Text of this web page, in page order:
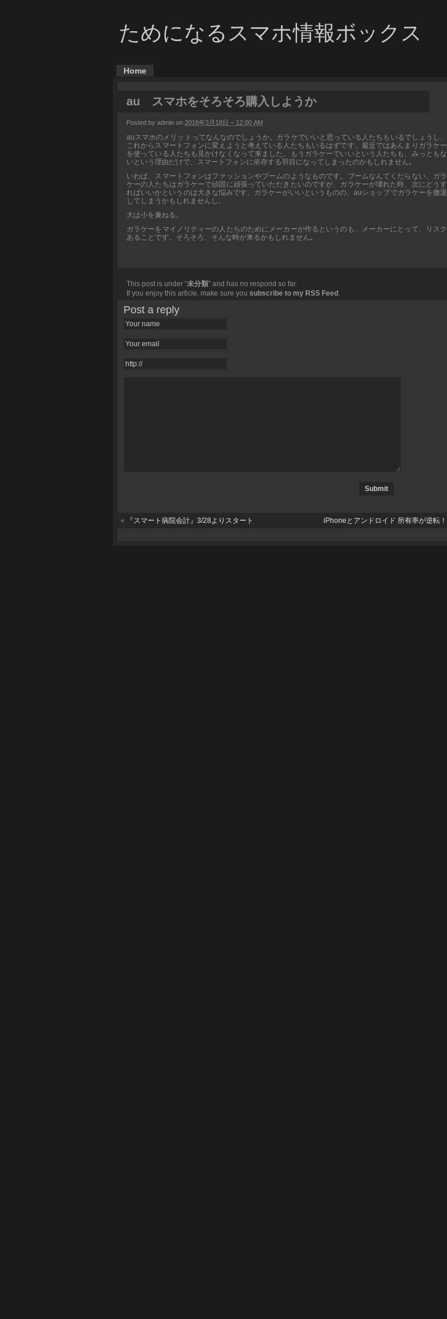
ためになるスマホ情報ボックス
Home
au スマホをそろそろ購入しようか
Posted by admin on 2016年3月18日 – 12:00 AM
auスマホのメリットってなんなのでしょうか。ガラケでいいと思っている人たちもいるでしょうし、
これからスマートフォンに変えようと考えている人たちもいるはずです。最近ではあんまりガラケー
を使っている人たちも見かけなくなって来ました。もうガラケーでいいという人たちも、みっともな
いという理由だけで、スマートフォンに依存する羽目になってしまったのかもしれません｡
いわば、スマートフォンはファッションやブームのようなものです。ブームなんてくだらない。ガラ
ケーの人たちはガラケーで頑固に頑張っていただきたいのですが、ガラケーが壊れた時、次にどうす
ればいいかというのは大きな悩みです。ガラケーがいいというものの、auショップでガラケーを撤退
してしまうかもしれませんし。
大は小を兼ねる。
ガラケーをマイノリティーの人たちのためにメーカーが作るというのも、メーカーにとって、リスク
あることです。そろそろ、そんな時が来るかもしれません｡
This post is under “未分類” and has no respond so far.
If you enjoy this article, make sure you subscribe to my RSS Feed .
Post a reply
« 『スマート病院会計』3/28よりスタート iPhoneとアンドロイド 所有率が逆転！